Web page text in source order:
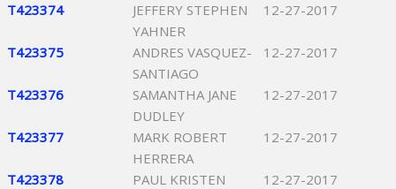
T423374
JEFFERY STEPHEN
YAHNER
12-27-2017
T423375
ANDRES VASQUEZ-
SANTIAGO
12-27-2017
T423376
SAMANTHA JANE
DUDLEY
12-27-2017
T423377
MARK ROBERT
HERRERA
12-27-2017
T423378
PAUL KRISTEN
12-27-2017